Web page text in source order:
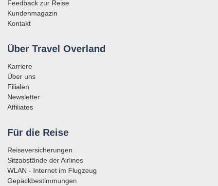
Feedback zur Reise
Kundenmagazin
Kontakt
Über Travel Overland
Karriere
Über uns
Filialen
Newsletter
Affiliates
Für die Reise
Reiseversicherungen
Sitzabstände der Airlines
WLAN - Internet im Flugzeug
Gepäckbestimmungen